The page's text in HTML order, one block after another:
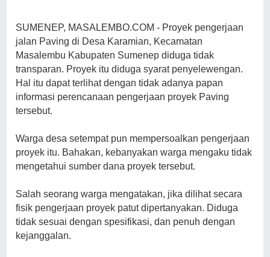
SUMENEP, MASALEMBO.COM - Proyek pengerjaan
jalan Paving di Desa Karamian, Kecamatan
Masalembu Kabupaten Sumenep diduga tidak
transparan. Proyek itu diduga syarat penyelewengan.
Hal itu dapat terlihat dengan tidak adanya papan
informasi perencanaan pengerjaan proyek Paving
tersebut.
Warga desa setempat pun mempersoalkan pengerjaan
proyek itu. Bahakan, kebanyakan warga mengaku tidak
mengetahui sumber dana proyek tersebut.
Salah seorang warga mengatakan, jika dilihat secara
fisik pengerjaan proyek patut dipertanyakan. Diduga
tidak sesuai dengan spesifikasi, dan penuh dengan
kejanggalan.